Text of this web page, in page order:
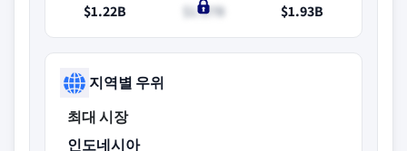
$1.22B
$1.27B
$1.93B
지역별 우위
최대 시장
인도네시아